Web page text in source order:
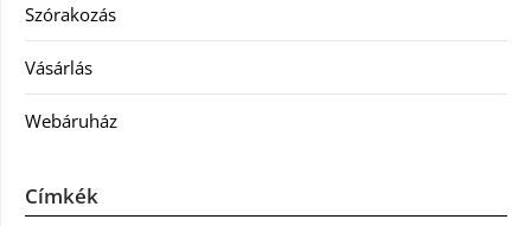
Szórakozás
Vásárlás
Webáruház
Címkék